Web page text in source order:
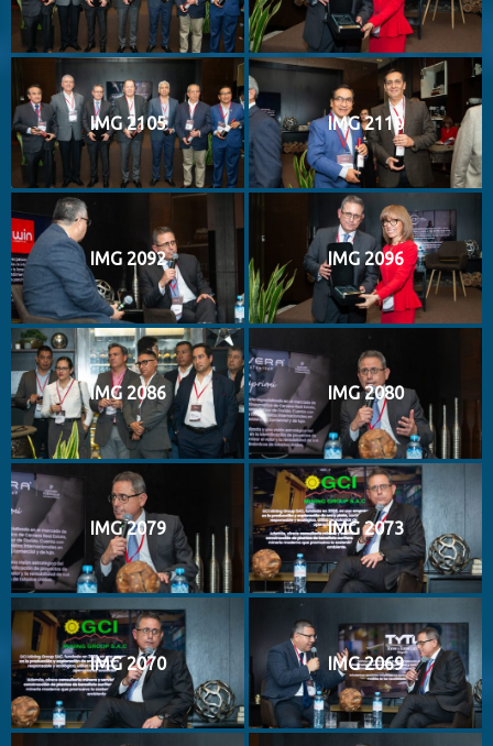
IMG 2105 IMG 2110
IMG 2092 IMG 2096
IMG 2086 IMG 2080
IMG 2079 IMG 2073
IMG 2070 IMG 2069